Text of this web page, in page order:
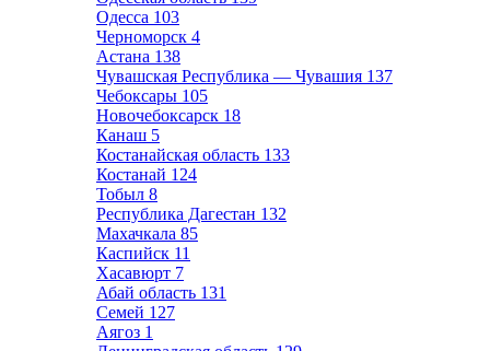
Одесса 103
Черноморск 4
Астана 138
Чувашская Республика — Чувашия 137
Чебоксары 105
Новочебоксарск 18
Канаш 5
Костанайская область 133
Костанай 124
Тобыл 8
Республика Дагестан 132
Махачкала 85
Каспийск 11
Хасавюрт 7
Абай область 131
Семей 127
Аягоз 1